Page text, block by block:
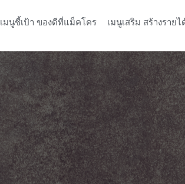
เมนูชี้เป้า ของดีที่แม็คโคร เมนูเสริม สร้างรายไ